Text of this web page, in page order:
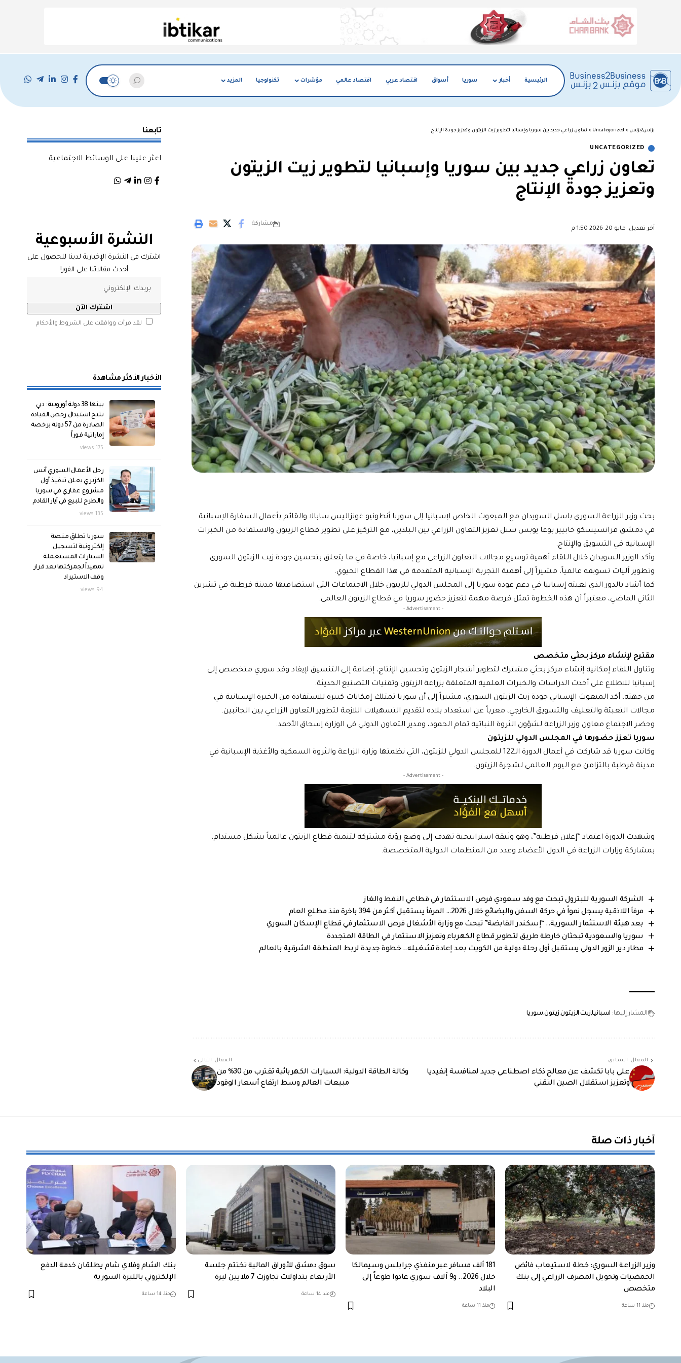
الرئيسية أخبار سوريا أسواق اقتصاد عربي اقتصاد عالمي مؤشرات تكنولوجيا المزيد
بزنس2بزنس >
Uncategorized
> تعاون زراعي جديد بين سوريا وإسبانيا لتطوير زيت الزيتون وتعزيز جودة الإنتاج
UNCATEGORIZED
تعاون زراعي جديد بين سوريا وإسبانيا لتطوير زيت الزيتون
وتعزيز جودة الإنتاج
آخر تعديل: مايو 20, 2026 1:50 م
مشاركة
بحث وزير الزراعة السوري باسل السويدان مع المبعوث الخاص لإسبانيا إلى سوريا أنطونيو غونزاليس سابالا والقائم بأعمال السفارة الإسبانية
في دمشق فرانسيسكو خابيير بوغا يوبس سبل تعزيز التعاون الزراعي بين البلدين، مع التركيز على تطوير قطاع الزيتون والاستفادة من الخبرات
الإسبانية في التسويق والإنتاج.
وأكد الوزير السويدان خلال اللقاء أهمية توسيع مجالات التعاون الزراعي مع إسبانيا، خاصة في ما يتعلق بتحسين جودة زيت الزيتون السوري
وتطوير آليات تسويقه عالمياً، مشيراً إلى أهمية التجربة الإسبانية المتقدمة في هذا القطاع الحيوي.
كما أشاد بالدور الذي لعبته إسبانيا في دعم عودة سوريا إلى المجلس الدولي للزيتون خلال الاجتماعات التي استضافتها مدينة قرطبة في تشرين
الثاني الماضي، معتبراً أن هذه الخطوة تمثل فرصة مهمة لتعزيز حضور سوريا في قطاع الزيتون العالمي.
- Advertisement -
مقترح لإنشاء مركز بحثي متخصص
وتناول اللقاء إمكانية إنشاء مركز بحثي مشترك لتطوير أشجار الزيتون وتحسين الإنتاج، إضافة إلى التنسيق لإيفاد وفد سوري متخصص إلى
إسبانيا للاطلاع على أحدث الدراسات والخبرات العلمية المتعلقة بزراعة الزيتون وتقنيات التصنيع الحديثة.
من جهته، أكد المبعوث الإسباني جودة زيت الزيتون السوري، مشيراً إلى أن سوريا تمتلك إمكانات كبيرة للاستفادة من الخبرة الإسبانية في
مجالات التعبئة والتغليف والتسويق الخارجي، معرباً عن استعداد بلاده لتقديم التسهيلات اللازمة لتطوير التعاون الزراعي بين الجانبين.
وحضر الاجتماع معاون وزير الزراعة لشؤون الثروة النباتية تمام الحمود، ومدير التعاون الدولي في الوزارة إسحاق الأحمد.
سوريا تعزز حضورها في المجلس الدولي للزيتون
وكانت سوريا قد شاركت في أعمال الدورة الـ122 للمجلس الدولي للزيتون، التي نظمتها وزارة الزراعة والثروة السمكية والأغذية الإسبانية في
مدينة قرطبة بالتزامن مع اليوم العالمي لشجرة الزيتون.
- Advertisement -
وشهدت الدورة اعتماد “إعلان قرطبة”، وهو وثيقة استراتيجية تهدف إلى وضع رؤية مشتركة لتنمية قطاع الزيتون عالمياً بشكل مستدام،
بمشاركة وزارات الزراعة في الدول الأعضاء وعدد من المنظمات الدولية المتخصصة.
الشركة السورية للبترول تبحث مع وفد سعودي فرص الاستثمار في قطاعي النفط والغاز
مرفأ اللاذقية يسجل نمواً في حركة السفن والبضائع خلال 2026… المرفأ يستقبل أكثر من 394 باخرة منذ مطلع العام
بعد هيئة الاستثمار السورية.. “إسكندر القابضة” تبحث مع وزارة الأشغال فرص الاستثمار في قطاع الإسكان السوري
سوريا والسعودية تبحثان خارطة طريق لتطوير قطاع الكهرباء وتعزيز الاستثمار في الطاقة المتجددة
مطار دير الزور الدولي يستقبل أول رحلة دولية من الكويت بعد إعادة تشغيله.. خطوة جديدة لربط المنطقة الشرقية بالعالم
المشار إليها: اسبانيا زيت الزيتون زيتون سوريا
المقال السابق
علي بابا تكشف عن معالج ذكاء اصطناعي جديد لمنافسة إنفيديا
وتعزيز استقلال الصين التقني
المقال التالي
وكالة الطاقة الدولية: السيارات الكهربائية تقترب من 30% من
مبيعات العالم وسط ارتفاع أسعار الوقود
تابعنا
اعثر علينا على الوسائط الاجتماعية
النشرة الأسبوعية
اشترك في النشرة الإخبارية لدينا للحصول على
أحدث مقالاتنا على الفور!
لقد قرأت ووافقت على الشروط والأحكام
الأخبار الأكثر مشاهدة
بينها 38 دولة أوروبية: دبي
تتيح استبدال رخص القيادة
الصادرة من 57 دولة برخصة
إماراتية فوراً
175 views
رجل الأعمال السوري أنس
الكزبري يعلن تنفيذ أول
مشروع عقاري في سوريا
والطرح للبيع في آيار القادم
135 views
سوريا تطلق منصة
إلكترونية لتسجيل
السيارات المستعملة
تمهيداً لجمركتها بعد قرار
وقف الاستيراد
94 views
أخبار ذات صلة
وزير الزراعة السوري: خطة لاستيعاب فائض
الحمضيات وتحويل المصرف الزراعي إلى بنك
متخصص
منذ 11 ساعة
181 ألف مسافر عبر منفذي جرابلس وسيمالكا
خلال 2026.. و9 آلاف سوري عادوا طوعاً إلى
البلاد
منذ 11 ساعة
سوق دمشق للأوراق المالية تختتم جلسة
الأربعاء بتداولات تجاوزت 7 ملايين ليرة
منذ 14 ساعة
بنك الشام وفلاي شام يطلقان خدمة الدفع
الإلكتروني بالليرة السورية
منذ 14 ساعة